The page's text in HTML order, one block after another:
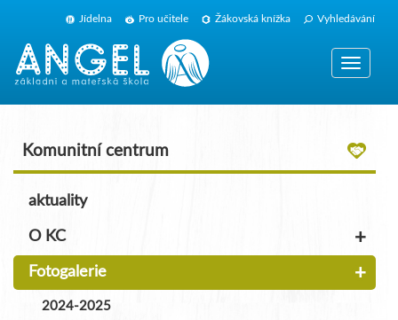
Jídelna Pro učitele Žákovská knížka Vyhledávání
Komunitní centrum
aktuality
O KC +
Fotogalerie +
2024-2025